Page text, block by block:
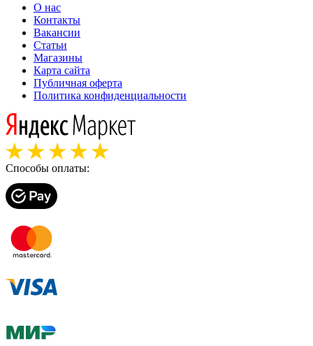
О нас
Контакты
Вакансии
Статьи
Магазины
Карта сайта
Публичная оферта
Политика конфиденциальности
Способы оплаты: